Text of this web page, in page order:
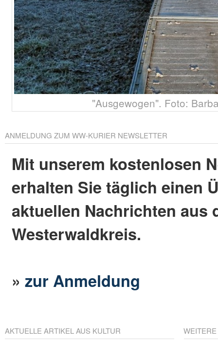
"Ausgewogen". Foto:
ANMELDUNG ZUM WW-KURIER NEWSLETTER
Mit unserem kostenlosen
erhalten Sie täglich einen
aktuellen Nachrichten aus
Westerwaldkreis.
»zur Anmeldung
AKTUELLE ARTIKEL AUS KULTUR